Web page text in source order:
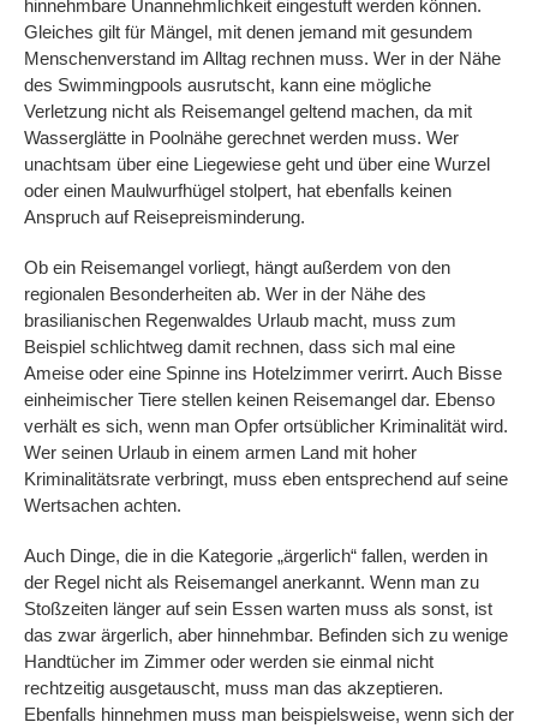
hinnehmbare Unannehmlichkeit eingestuft werden können.
Gleiches gilt für Mängel, mit denen jemand mit gesundem
Menschenverstand im Alltag rechnen muss. Wer in der Nähe
des Swimmingpools ausrutscht, kann eine mögliche
Verletzung nicht als Reisemangel geltend machen, da mit
Wasserglätte in Poolnähe gerechnet werden muss. Wer
unachtsam über eine Liegewiese geht und über eine Wurzel
oder einen Maulwurfhügel stolpert, hat ebenfalls keinen
Anspruch auf Reisepreisminderung.
Ob ein Reisemangel vorliegt, hängt außerdem von den
regionalen Besonderheiten ab. Wer in der Nähe des
brasilianischen Regenwaldes Urlaub macht, muss zum
Beispiel schlichtweg damit rechnen, dass sich mal eine
Ameise oder eine Spinne ins Hotelzimmer verirrt. Auch Bisse
einheimischer Tiere stellen keinen Reisemangel dar. Ebenso
verhält es sich, wenn man Opfer ortsüblicher Kriminalität wird.
Wer seinen Urlaub in einem armen Land mit hoher
Kriminalitätsrate verbringt, muss eben entsprechend auf seine
Wertsachen achten.
Auch Dinge, die in die Kategorie „ärgerlich“ fallen, werden in
der Regel nicht als Reisemangel anerkannt. Wenn man zu
Stoßzeiten länger auf sein Essen warten muss als sonst, ist
das zwar ärgerlich, aber hinnehmbar. Befinden sich zu wenige
Handtücher im Zimmer oder werden sie einmal nicht
rechtzeitig ausgetauscht, muss man das akzeptieren.
Ebenfalls hinnehmen muss man beispielsweise, wenn sich der